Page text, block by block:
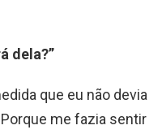
dela?”
que eu não devia
me fazia sentir